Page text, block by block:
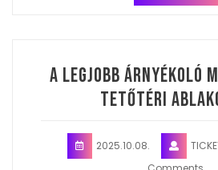
A legjobb árnyékoló
tetőtéri
2025.10.08.